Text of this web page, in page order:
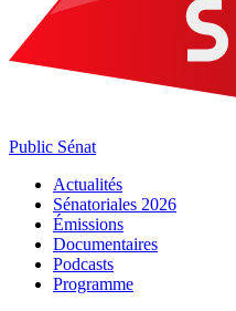
Public Sénat
Actualités
Sénatoriales 2026
Émissions
Documentaires
Podcasts
Programme